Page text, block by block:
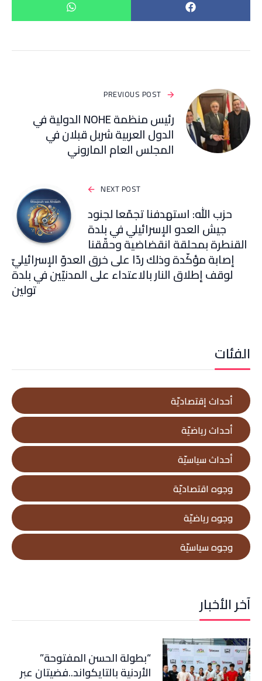
PREVIOUS POST
رئيس منظمة NOHE الدولية في
الدول العربية شربل قبلان في
المجلس العام الماروني
NEXT POST
حزب الله: استهدفنا تجمّعا لجنود
جيش العدو الإسرائيلي في بلدة
القنطرة بمحلقة انقضاضية وحقّقنا
إصابة مؤكّدة وذلك ردّا على خرق العدوّ الإسرائيليّ
لوقف إطلاق النار بالاعتداء على المدنيّين في بلدة
تولين
الفئات
أحداث إقتصاديّة
أحداث رياضيّة
أحداث سياسيّة
وجوه اقتصاديّة
وجوه رياضيّة
وجوه سياسيّة
آخر الأخبار
“بطولة الحسن المفتوحة”
الأردنية بالتايكواند..فضيتان عبر